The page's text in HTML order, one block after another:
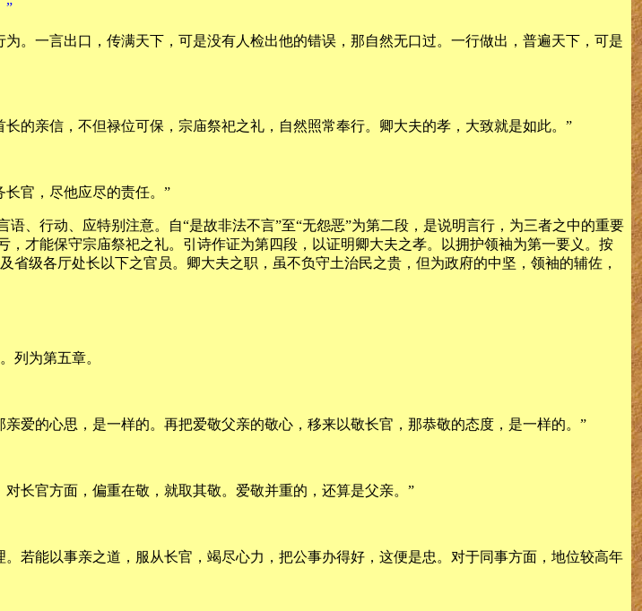
”
。一言出口，传满天下，可是没有人检出他的错误，那自然无口过。一行做出，普遍天下，可是
的亲信，不但禄位可保，宗庙祭祀之礼，自然照常奉行。卿大夫的孝，大致就是如此。”
长官，尽他应尽的责任。”
、行动、应特别注意。自“是故非法不言”至“无怨恶”为第二段，是说明言行，为三者之中的重要
才能保守宗庙祭祀之礼。引诗作证为第四段，以证明卿大夫之孝。以拥护领袖为第一要义。按
级各厅处长以下之官员。卿大夫之职，虽不负守土治民之贵，但为政府的中坚，领袖的辅佐，
列为第五章。
爱的心思，是一样的。再把爱敬父亲的敬心，移来以敬长官，那恭敬的态度，是一样的。”
长官方面，偏重在敬，就取其敬。爱敬并重的，还算是父亲。”
若能以事亲之道，服从长官，竭尽心力，把公事办得好，这便是忠。对于同事方面，地位较高年